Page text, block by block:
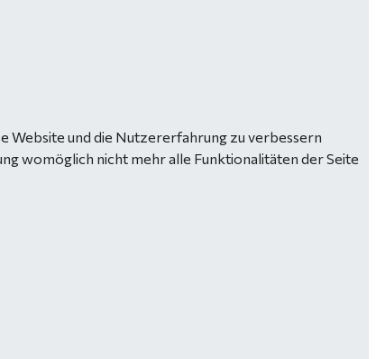
Website und die Nutzererfahrung zu verbessern
womöglich nicht mehr alle Funktionalitäten der Seite